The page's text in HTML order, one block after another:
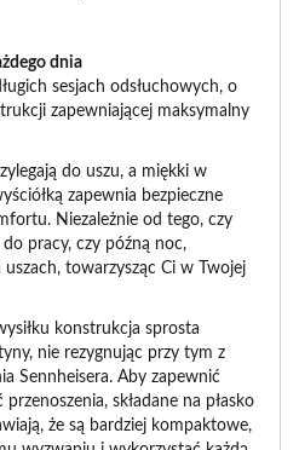
dnia
sesjach odsłuchowych, o
zapewniającej maksymalny
do uszu, a miękki w
zapewnia bezpieczne
Niezależnie od tego, czy
pracy, czy późną noc,
towarzysząc Ci w Twojej
konstrukcja sprosta
nie rezygnując przy tym z
Sennheisera. Aby zapewnić
składane na płasko
że są bardziej kompaktowe,